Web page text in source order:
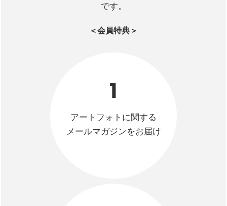
です。
＜会員特典＞
1
アートフォトに関する
メールマガジンをお届け